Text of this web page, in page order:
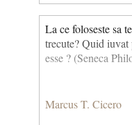
La ce foloseste sa
trecute? Quid iuvat
esse ? (Seneca
Marcus T. Cicero